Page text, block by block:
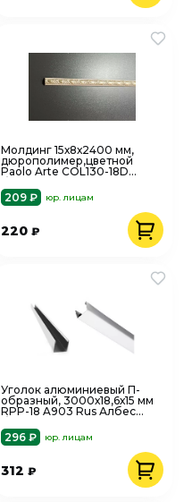
Молдинг 15х8х2400 мм,
дюрополимер,цветной
Paolo Arte COL130-18D
209 ₽
юр. лицам
220₽
Уголок алюминиевый П-
образный, 3000х18,6х15 мм
RPP-18 A903 Rus Албес
296 ₽
юр. лицам
312₽